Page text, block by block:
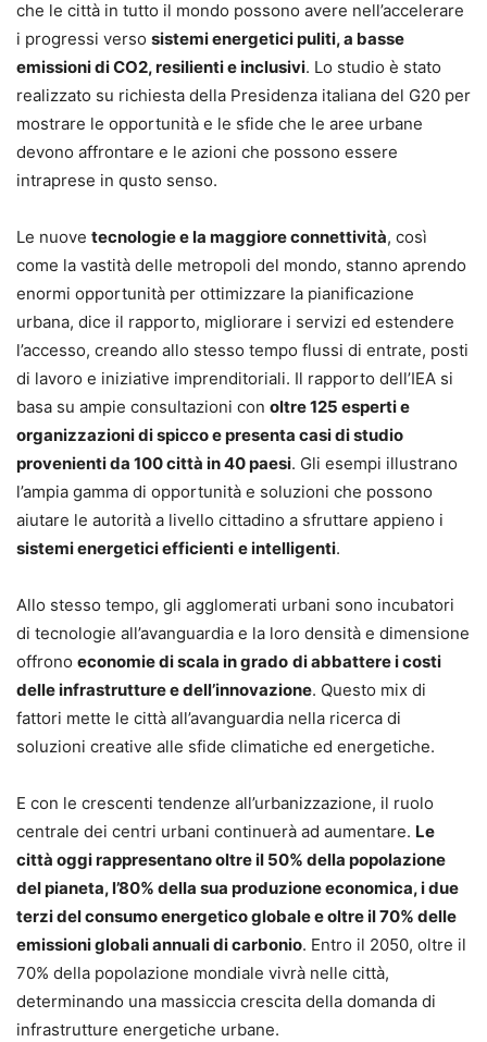
che le città in tutto il mondo possono avere nell’accelerare
i progressi verso sistemi energetici puliti, a basse
emissioni di CO2, resilienti e inclusivi. Lo studio è stato
realizzato su richiesta della Presidenza italiana del G20 per
mostrare le opportunità e le sfide che le aree urbane
devono affrontare e le azioni che possono essere
intraprese in qusto senso.
Le nuove tecnologie e la maggiore connettività, così
come la vastità delle metropoli del mondo, stanno aprendo
enormi opportunità per ottimizzare la pianificazione
urbana, dice il rapporto, migliorare i servizi ed estendere
l’accesso, creando allo stesso tempo flussi di entrate, posti
di lavoro e iniziative imprenditoriali. Il rapporto dell’IEA si
basa su ampie consultazioni con oltre 125 esperti e
organizzazioni di spicco e presenta casi di studio
provenienti da 100 città in 40 paesi. Gli esempi illustrano
l’ampia gamma di opportunità e soluzioni che possono
aiutare le autorità a livello cittadino a sfruttare appieno i
sistemi energetici efficienti e intelligenti.
Allo stesso tempo, gli agglomerati urbani sono incubatori
di tecnologie all’avanguardia e la loro densità e dimensione
offrono economie di scala in grado di abbattere i costi
delle infrastrutture e dell’innovazione. Questo mix di
fattori mette le città all’avanguardia nella ricerca di
soluzioni creative alle sfide climatiche ed energetiche.
E con le crescenti tendenze all’urbanizzazione, il ruolo
centrale dei centri urbani continuerà ad aumentare. Le
città oggi rappresentano oltre il 50% della popolazione
del pianeta, l’80% della sua produzione economica, i due
terzi del consumo energetico globale e oltre il 70% delle
emissioni globali annuali di carbonio. Entro il 2050, oltre il
70% della popolazione mondiale vivrà nelle città,
determinando una massiccia crescita della domanda di
infrastrutture energetiche urbane.